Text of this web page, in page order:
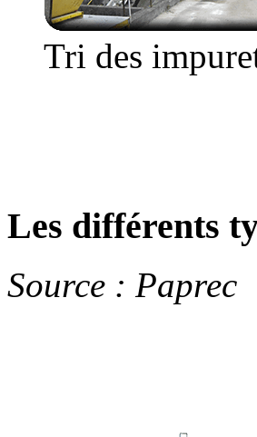
Tri des
Les différents
Source : Paprec